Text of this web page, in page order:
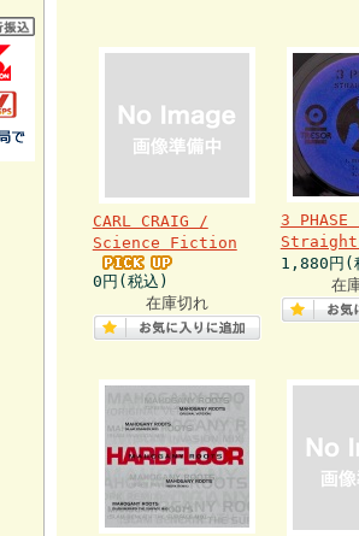
CARL CRAIG /
Science Fiction
0円(税込)
在庫切れ
3 PHASE
Straight
1,880円(
在